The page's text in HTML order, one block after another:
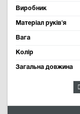
Виробник
Матеріал руків'я
Вага
Колір
Загальна довжина